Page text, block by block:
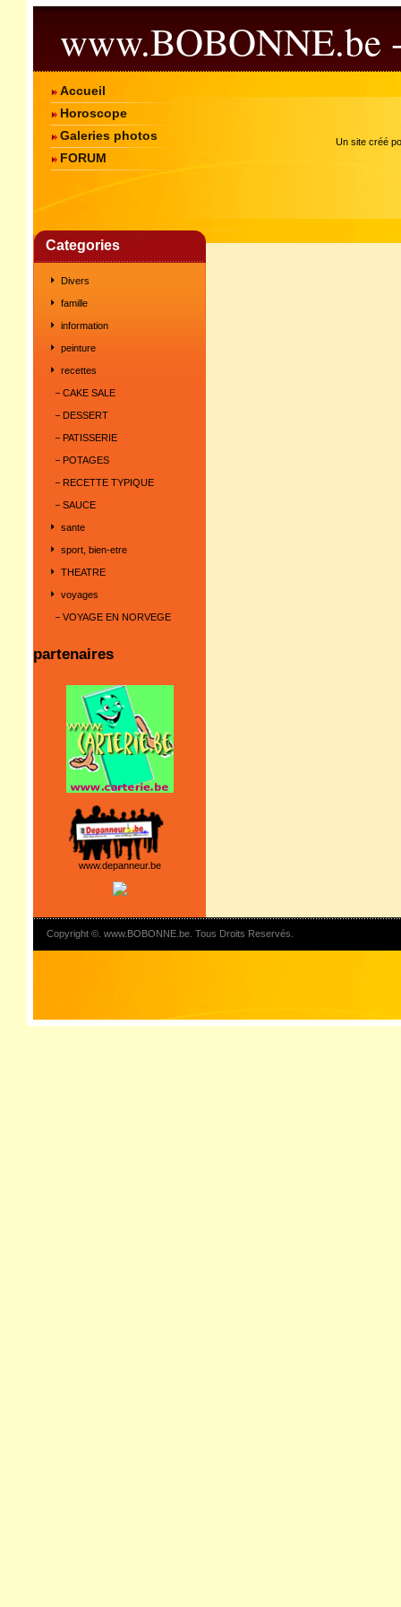
www.BOBONNE.be
Accueil
Horoscope
Galeries photos
FORUM
Un site créé
Categories
Divers
famille
information
peinture
recettes
CAKE SALE
DESSERT
PATISSERIE
POTAGES
RECETTE TYPIQUE
SAUCE
sante
sport, bien-etre
THEATRE
voyages
VOYAGE EN NORVEGE
partenaires
www.depanneur.be
Copyright ©. www.BOBONNE.be. Tous Droits Reservés.